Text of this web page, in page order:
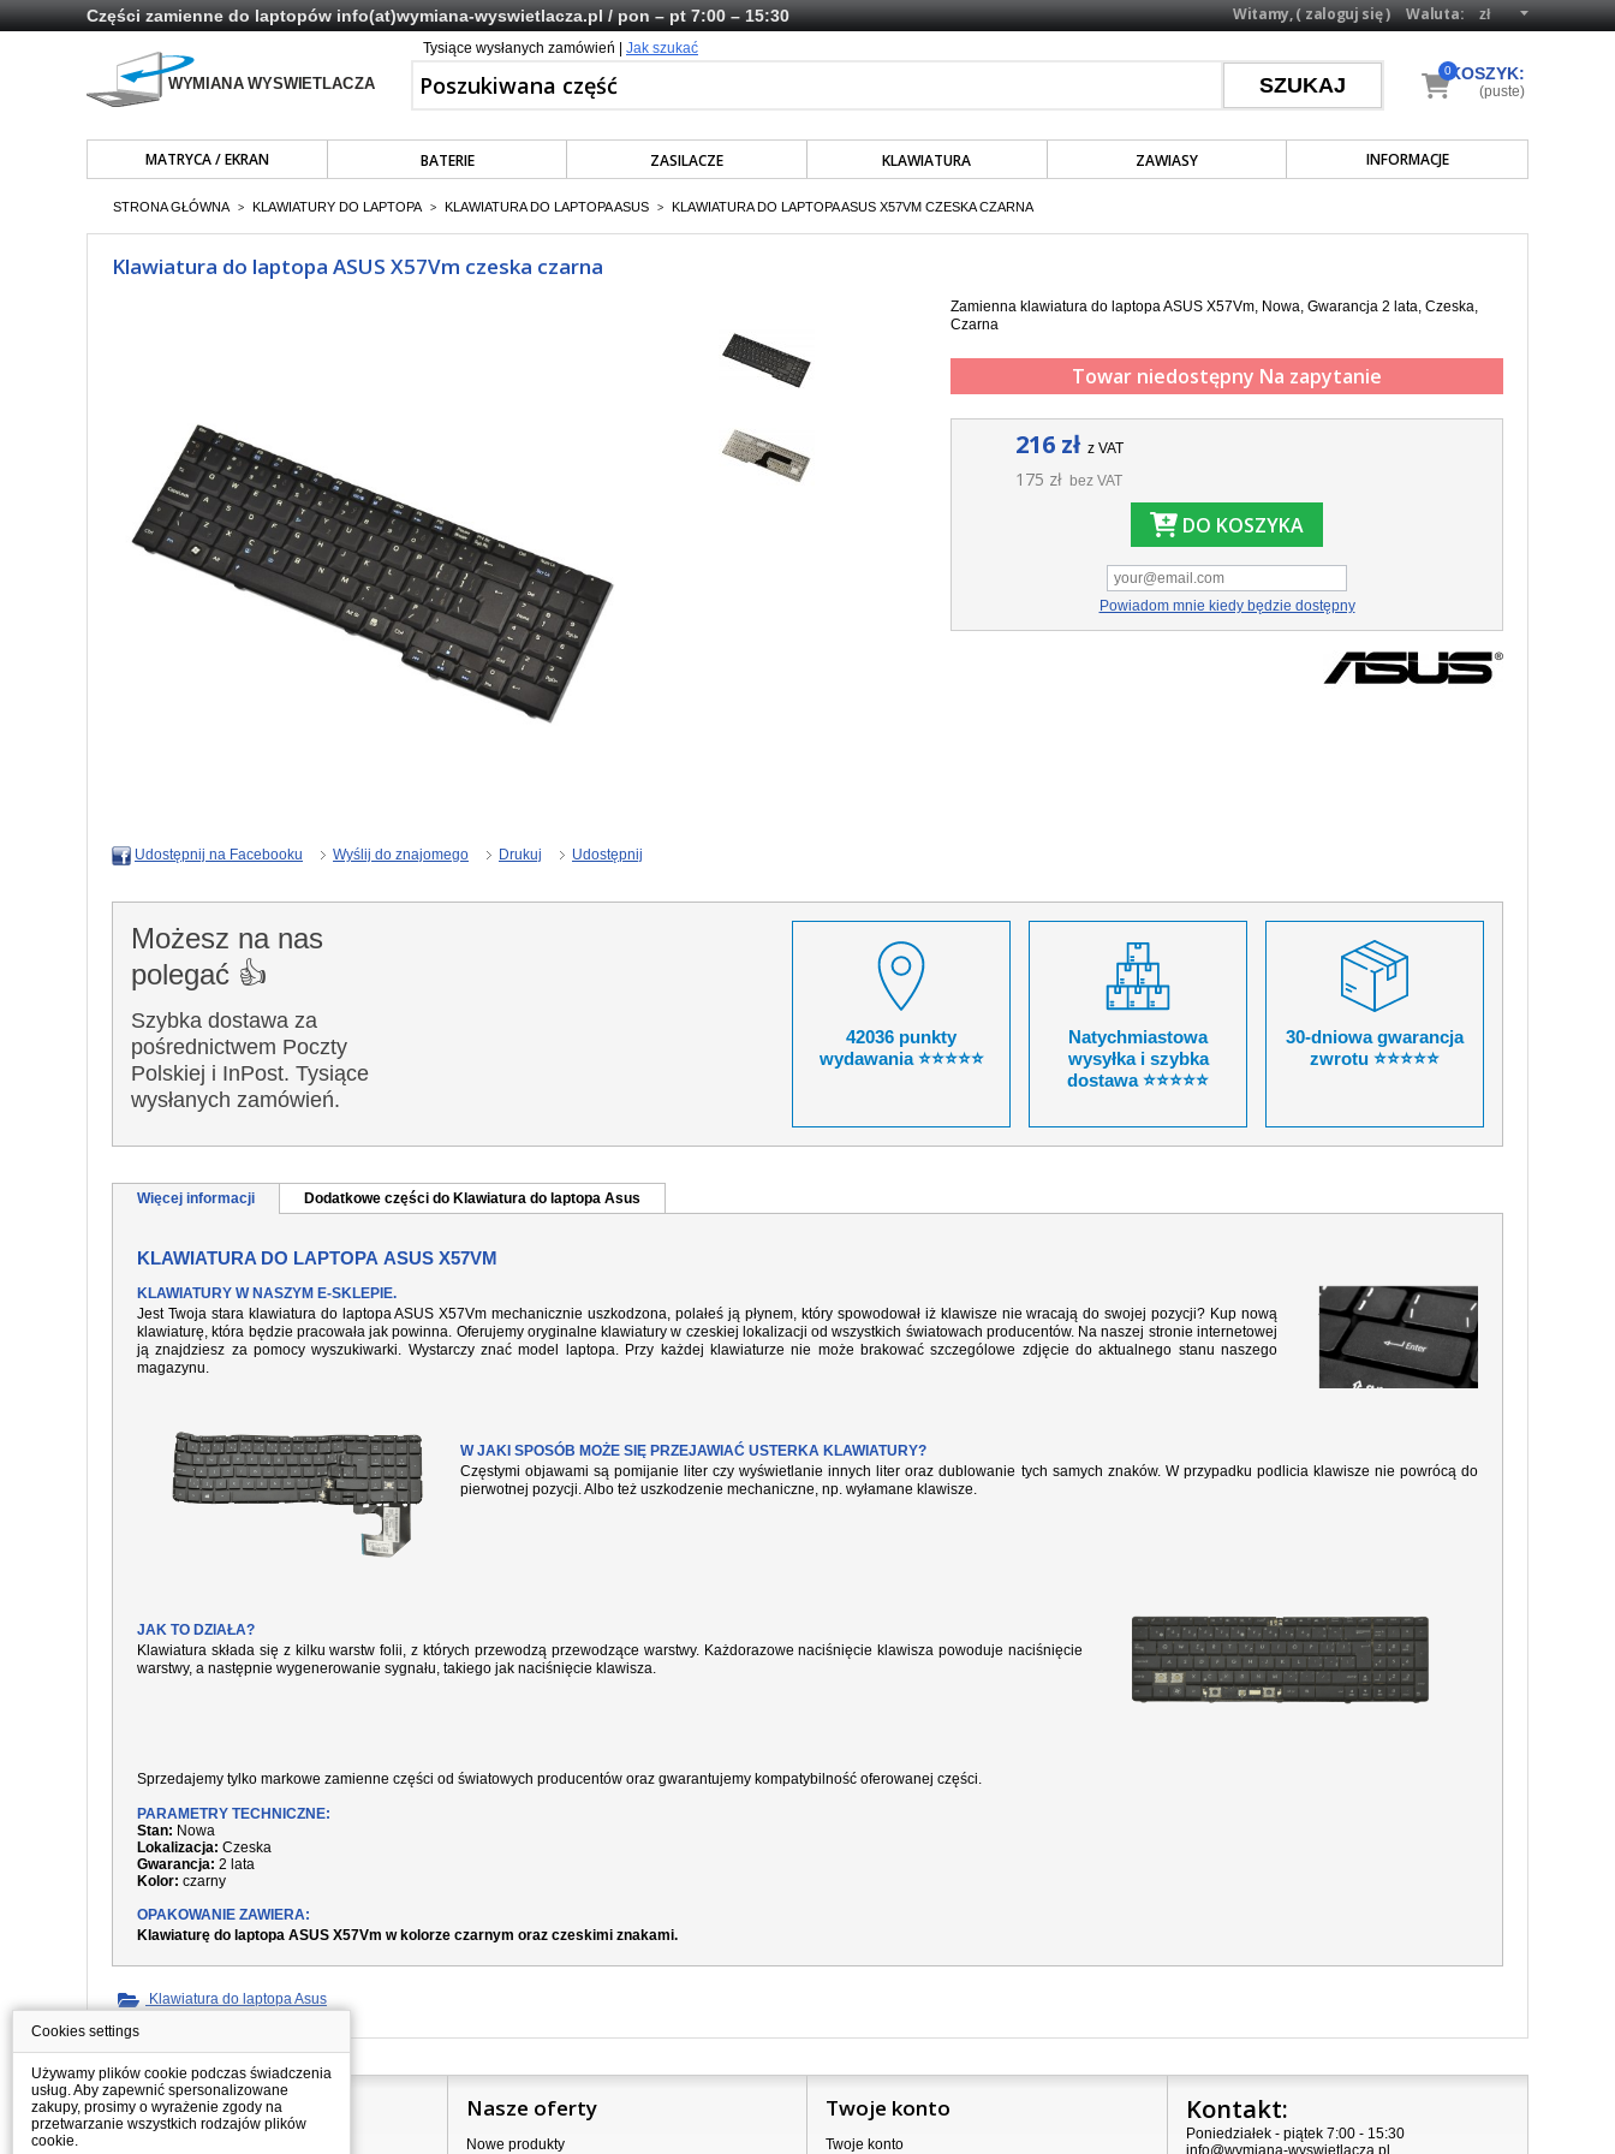
Części zamienne do laptopówinfo(at)wymiana-wyswietlacza.pl/ pon – pt 7:00 – 15:30 Waluta:
Witamy, (zaloguj się)
Tysiące wysłanych zamówień | Jak szukać
MATRYCA / EKRAN BATERIE ZASILACZE KLAWIATURA ZAWIASY INFORMACJE
KOSZYK:
0
(puste)
STRONA GŁÓWNA > KLAWIATURY DO LAPTOPA > KLAWIATURA DO LAPTOPA ASUS > KLAWIATURA DO LAPTOPA ASUS X57VM CZESKA CZARNA
Klawiatura do laptopa ASUS X57Vm czeska czarna
Zamienna klawiatura do laptopa ASUS X57Vm, Nowa, Gwarancja 2 lata, Czeska,
Czarna
Towar niedostępny Na zapytanie
216 zł z VAT
175 zł bez VAT
DO KOSZYKA
Powiadom mnie kiedy będzie dostępny
Udostępnij na Facebooku Wyślij do znajomego Drukuj Udostępnij
Możesz na nas
polegać 👍
Szybka dostawa za
pośrednictwem Poczty
Polskiej i InPost. Tysiące
wysłanych zamówień.
42036 punkty
wydawania ⭐⭐⭐⭐⭐
Natychmiastowa
wysyłka i szybka
dostawa ⭐⭐⭐⭐⭐
30-dniowa gwarancja
zwrotu ⭐⭐⭐⭐⭐
Więcej informacji Dodatkowe części do Klawiatura do laptopa Asus
KLAWIATURA DO LAPTOPA ASUS X57VM
KLAWIATURY W NASZYM E-SKLEPIE.
Jest Twoja stara klawiatura do laptopa ASUS X57Vm mechanicznie uszkodzona, polałeś ją płynem, który spowodował iż klawisze nie wracają do swojej pozycji? Kup nową
klawiaturę, która będzie pracowała jak powinna. Oferujemy oryginalne klawiatury w czeskiej lokalizacji od wszystkich światowach producentów. Na naszej stronie internetowej
ją znajdziesz za pomocy wyszukiwarki. Wystarczy znać model laptopa. Przy każdej klawiaturze nie może brakować szczególowe zdjęcie do aktualnego stanu naszego
magazynu.
W JAKI SPOSÓB MOŻE SIĘ PRZEJAWIAĆ USTERKA KLAWIATURY?
Częstymi objawami są pomijanie liter czy wyświetlanie innych liter oraz dublowanie tych samych znaków. W przypadku podlicia klawisze nie powrócą do
pierwotnej pozycji. Albo też uszkodzenie mechaniczne, np. wyłamane klawisze.
JAK TO DZIAŁA?
Klawiatura składa się z kilku warstw folii, z których przewodzą przewodzące warstwy. Każdorazowe naciśnięcie klawisza powoduje naciśnięcie
warstwy, a następnie wygenerowanie sygnału, takiego jak naciśnięcie klawisza.
Sprzedajemy tylko markowe zamienne części od światowych producentów oraz gwarantujemy kompatybilność oferowanej części.
PARAMETRY TECHNICZNE:
Stan: Nowa
Lokalizacja: Czeska
Gwarancja: 2 lata
Kolor: czarny
OPAKOWANIE ZAWIERA:
Klawiaturę do laptopa ASUS X57Vm w kolorze czarnym oraz czeskimi znakami.
Klawiatura do laptopa Asus
Informacje Nasze oferty
Nowe produkty
Twoje konto
Twoje konto
Kontakt:
Poniedziałek - piątek 7:00 - 15:30
info@wymiana-wyswietlacza.pl
Cookies settings
Używamy plików cookie podczas świadczenia
usług. Aby zapewnić spersonalizowane
zakupy, prosimy o wyrażenie zgody na
przetwarzanie wszystkich rodzajów plików
cookie.